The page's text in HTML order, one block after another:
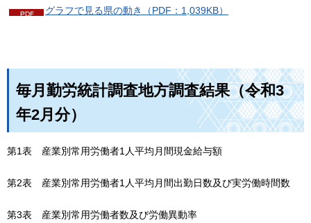
グラフで見る県の動き（PDF：1,039KB）
毎月勤労統計調査地方調査結果（令和3
年2月分）
第1表 産業別常用労働者1人平均月間現金給与額
第2表 産業別常用労働者1人平均月間出勤日数及び実労働時間数
第3表 産業別常用労働者数及び労働異動率